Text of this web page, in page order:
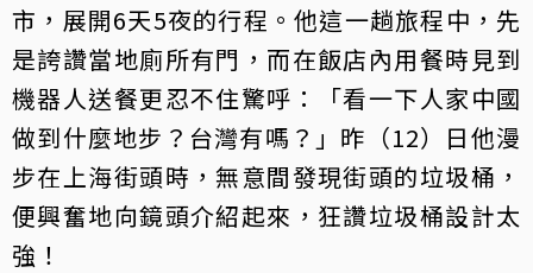
市，展開6天5夜的行程。他這一趟旅程中，先
是誇讚當地廁所有門，而在飯店內用餐時見到
機器人送餐更忍不住驚呼：「看一下人家中國
做到什麼地步？台灣有嗎？」昨（12）日他漫
步在上海街頭時，無意間發現街頭的垃圾桶，
便興奮地向鏡頭介紹起來，狂讚垃圾桶設計太
強！